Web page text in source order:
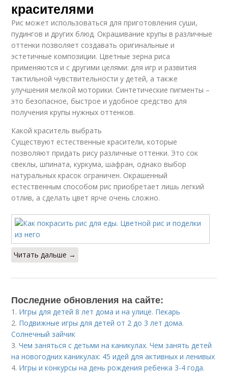
красителями
Рис может использоваться для приготовления суши,
пудингов и других блюд. Окрашивание крупы в различные
оттенки позволяет создавать оригинальные и
эстетичные композиции. Цветные зерна риса
применяются и с другими целями: для игр и развития
тактильной чувствительности у детей, а также
улучшения мелкой моторики. Синтетические пигменты –
это безопасное, быстрое и удобное средство для
получения крупы нужных оттенков.
Какой краситель выбрать
Существуют естественные красители, которые
позволяют придать рису различные оттенки. Это сок
свеклы, шпината, куркума, шафран, однако выбор
натуральных красок ограничен. Окрашенный
естественным способом рис приобретает лишь легкий
отлив, а сделать цвет ярче очень сложно.
Читать дальше →
Последние обновления на сайте:
1. Игры для детей 8 лет дома и на улице. Пекарь
2. Подвижные игры для детей от 2 до 3 лет дома.
Солнечный зайчик
3.Чем заняться с детьми на каникулах. Чем занять детей
на новогодних каникулах: 45 идей для активных и ленивых
4. Игры и конкурсы на день рождения ребенка 3-4 года.